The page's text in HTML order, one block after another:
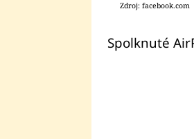
Zdroj: facebook.com
Spolknuté